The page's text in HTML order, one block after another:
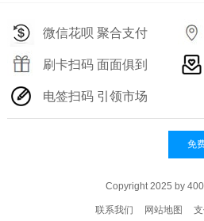
微信花呗 聚合支付
刷卡扫码 面面俱到
电签扫码 引领市场
免
Copyright 2025 by
联系我们 网站地图